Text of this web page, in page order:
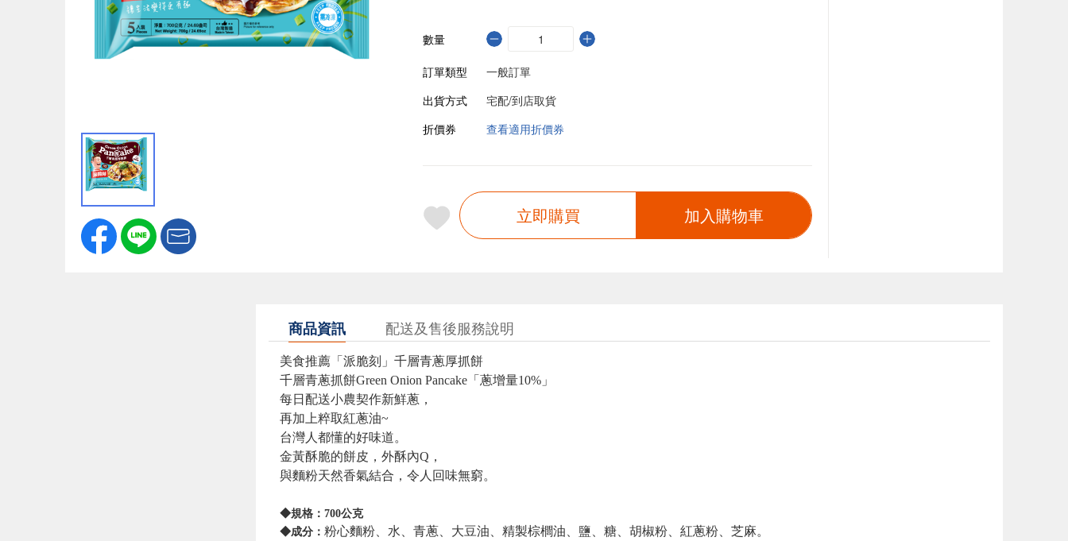
數量
訂單類型
一般訂單
出貨方式
宅配/到店取貨
折價券
查看適用折價券
立即購買 加入購物車
商品資訊 配送及售後服務說明
美食推薦「派脆刻」千層青蔥厚抓餅
千層青蔥抓餅Green Onion Pancake「蔥增量10%」
每日配送小農契作新鮮蔥，
再加上粹取紅蔥油~
台灣人都懂的好味道。
金黃酥脆的餅皮，外酥內Q，
與麵粉天然香氣結合，令人回味無窮。
◆規格 ： 700公克
◆成分 ： 粉心麵粉、水、青蔥、大豆油、精製棕櫚油、鹽、糖、胡椒粉、紅蔥粉、芝麻。